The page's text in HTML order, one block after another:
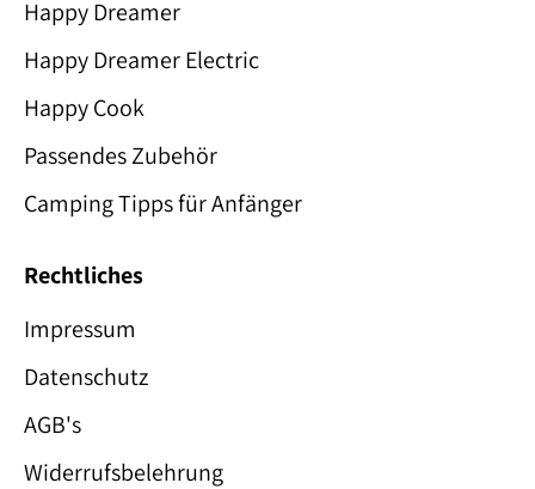
Happy Dreamer
Happy Dreamer Electric
Happy Cook
Passendes Zubehör
Camping Tipps für Anfänger
Rechtliches
Impressum
Datenschutz
AGB's
Widerrufsbelehrung